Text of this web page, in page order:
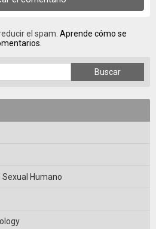
el spam. Aprende cómo se
Humano